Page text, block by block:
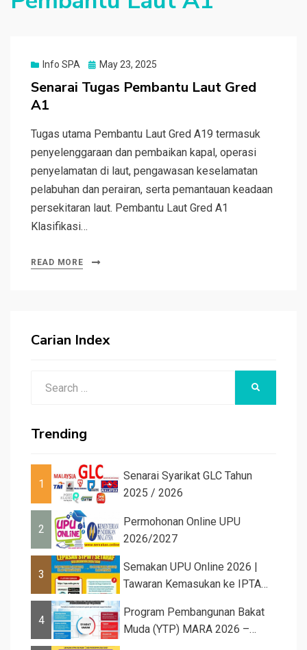
Info SPA
Posted
May 23, 2025
Senarai Tugas Pembantu Laut Gred
A1
Tugas utama Pembantu Laut Gred A19 termasuk
penyelenggaraan dan pembaikan kapal, operasi
penyelamatan di laut, pengawasan keselamatan
pelabuhan dan perairan, serta pemantauan keadaan
persekitaran laut. Pembantu Laut Gred A1
Klasifikasi…
READ MORE
Carian Index
Trending
1
Senarai Syarikat GLC Tahun
2025 / 2026
2
Permohonan Online UPU
2026/2027
3
Semakan UPU Online 2026 |
Tawaran Kemasukan ke IPTA
4
Program Pembangunan Bakat
Muda (YTP) MARA 2026 –